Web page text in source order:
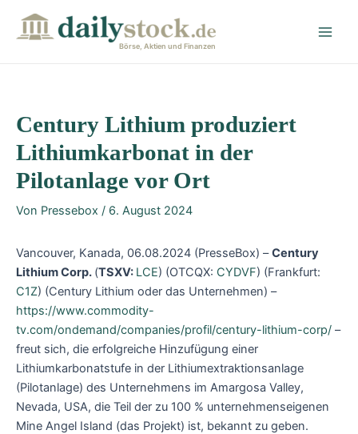
Börse, Aktien und Finanzen
Century Lithium produziert
Lithiumkarbonat in der
Pilotanlage vor Ort
Von Pressebox / 6. August 2024
Vancouver, Kanada, 06.08.2024 (PresseBox) –Century
Lithium Corp. (TSXV: LCE) (OTCQX: CYDVF) (Frankfurt:
C1Z) (Century Lithium oder das Unternehmen) –
https://www.commodity-
tv.com/ondemand/companies/profil/century-lithium-corp/ –
freut sich, die erfolgreiche Hinzufügung einer
Lithiumkarbonatstufe in der Lithiumextraktionsanlage
(Pilotanlage) des Unternehmens im Amargosa Valley,
Nevada, USA, die Teil der zu 100 % unternehmenseigenen
Mine Angel Island (das Projekt) ist, bekannt zu geben.